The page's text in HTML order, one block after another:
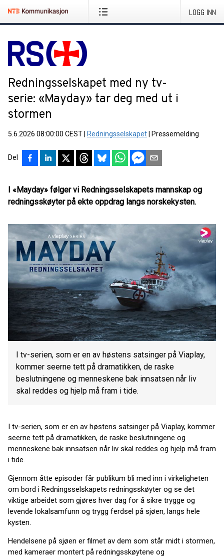
LOGG INN
Redningsselskapet med ny tv-
serie: «Mayday» tar deg med ut i
stormen
5.6.2026 08:00:00 CEST Redningsselskapet Pressemelding
Del
I «Mayday» følger vi Redningsselskapets mannskap og
redningsskøyter på ekte oppdrag langs norskekysten.
I tv-serien, som er en av høstens satsinger på Viaplay,
kommer seerne tett på dramatikken, de raske
beslutningene og menneskene bak innsatsen når liv
skal reddes og hjelp må fram i tide.
I tv-serien, som er en av høstens satsinger på Viaplay, kommer
seerne tett på dramatikken, de raske beslutningene og
menneskene bak innsatsen når liv skal reddes og hjelp må fram
i tide.
Gjennom åtte episoder får publikum bli med inn i virkeligheten
om bord i Redningsselskapets redningsskøyter og se det
viktige arbeidet som gjøres hver dag for å sikre trygge og
levende lokalsamfunn og trygg ferdsel på sjøen, langs hele
kysten.
Hendelsene på sjøen er filmet av dem som står midt i stormen,
med kameraer montert på redningsskøytene og